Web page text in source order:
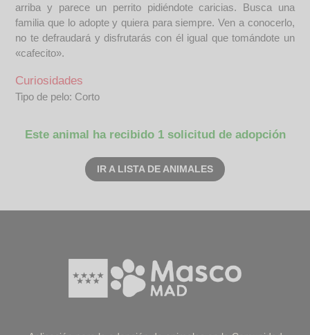
arriba y parece un perrito pidiéndote caricias. Busca una
familia que lo adopte y quiera para siempre. Ven a conocerlo,
no te defraudará y disfrutarás con él igual que tomándote un
«cafecito».
Curiosidades
Tipo de pelo: Corto
Este animal ha recibido 1 solicitud de adopción
IR A LISTA DE ANIMALES